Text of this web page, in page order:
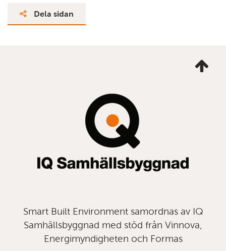
Dela sidan
mig
Smart Built Environment samordnas av IQ
Samhällsbyggnad med stöd från Vinnova,
Energimyndigheten och Formas